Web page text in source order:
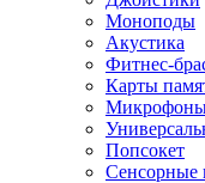
Моноподы
Акустика
Фитнес-
Карты
Попсокет
Сенсорные